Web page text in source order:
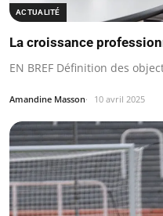
ACTUALITÉ
La croissance
EN BREF Définition des
Amandine Masson 10 avril 2025